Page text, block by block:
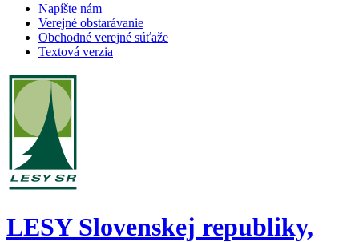
Napíšte nám
Verejné obstarávanie
Obchodné verejné súťaže
Textová verzia
LESY Slovenskej republiky,